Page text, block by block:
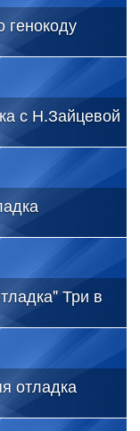
генокоду
с Н.Зайцевой
Три в
отладка